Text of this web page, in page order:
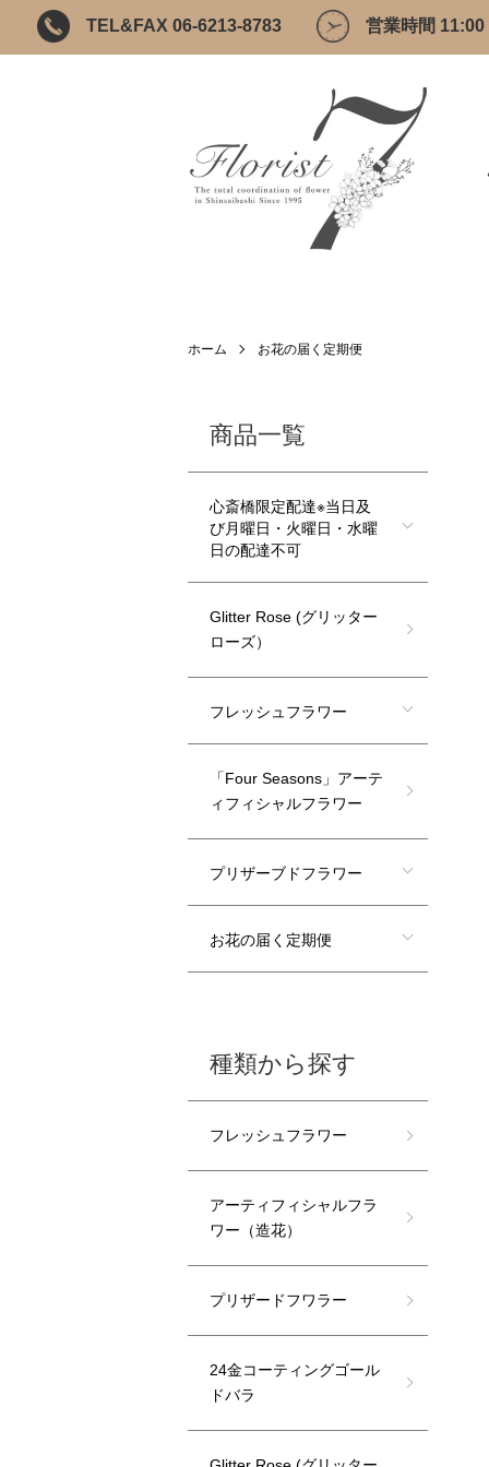
TEL&FAX 06-6213-8783 営業時間 11:00
ホーム お花の届く定期便
商品一覧
心斎橋限定配達※当日及
び月曜日・火曜日・水曜
日の配達不可
Glitter Rose (グリッター
ローズ）
フレッシュフラワー
「Four Seasons」アーテ
ィフィシャルフラワー
プリザーブドフラワー
お花の届く定期便
種類から探す
フレッシュフラワー
アーティフィシャルフラ
ワー（造花）
プリザードフワラー
24金コーティングゴール
ドバラ